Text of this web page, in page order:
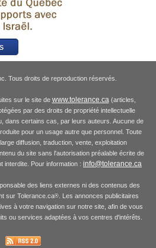
Tous droits de reproduction réservés.
sur le site de www.tolerance.ca(articles,
par des droits de propriété intellectuelle
dans certains cas, par leurs auteurs. Aucune de
pour un usage autre que personnel. Toute
diffusion, traduction, vente, exploitation
du site sans l'autorisation préalable écrite de
interdite. Pour information : info@tolerance.ca
des liens externes ni des contenus des
sur Tolerance.ca®. Les annonces publicitaires
à votre navigation sur notre site, afin de vous
ou services adaptées à vos centres d'intérêts.